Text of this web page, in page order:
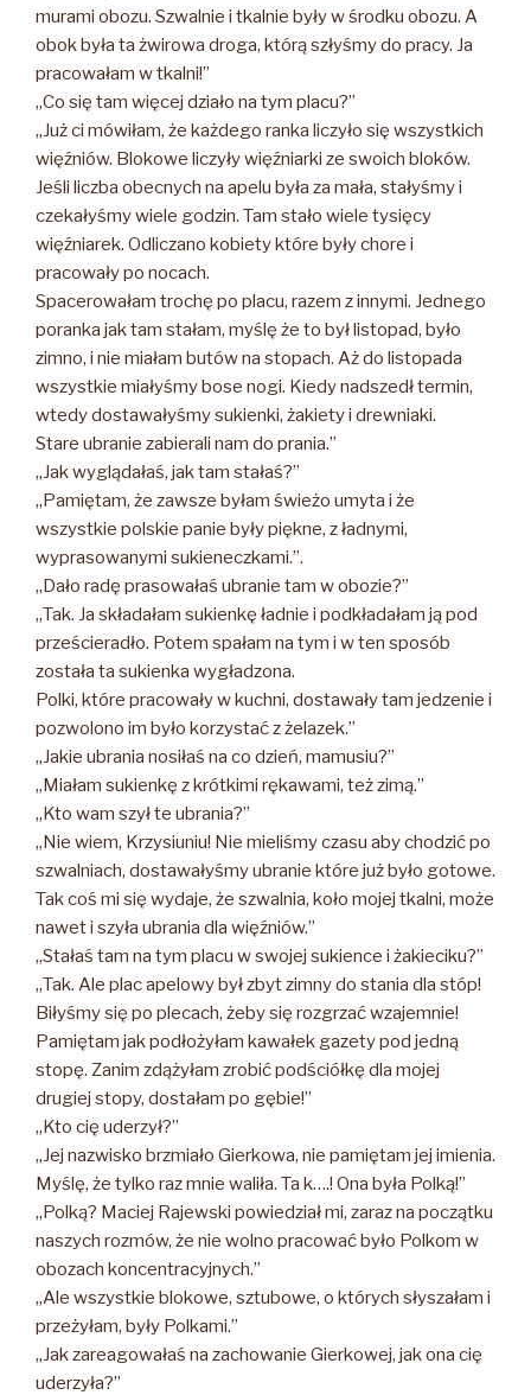
murami obozu. Szwalnie i tkalnie były w środku obozu. A
obok była ta żwirowa droga, którą szłyśmy do pracy. Ja
pracowałam w tkalni!”
„Co się tam więcej działo na tym placu?”
„Już ci mówiłam, że każdego ranka liczyło się wszystkich
więźniów. Blokowe liczyły więźniarki ze swoich bloków.
Jeśli liczba obecnych na apelu była za mała, stałyśmy i
czekałyśmy wiele godzin. Tam stało wiele tysięcy
więźniarek. Odliczano kobiety które były chore i
pracowały po nocach.
Spacerowałam trochę po placu, razem z innymi. Jednego
poranka jak tam stałam, myślę że to był listopad, było
zimno, i nie miałam butów na stopach. Aż do listopada
wszystkie miałyśmy bose nogi. Kiedy nadszedł termin,
wtedy dostawałyśmy sukienki, żakiety i drewniaki.
Stare ubranie zabierali nam do prania.”
„Jak wyglądałaś, jak tam stałaś?”
„Pamiętam, że zawsze byłam świeżo umyta i że
wszystkie polskie panie były piękne, z ładnymi,
wyprasowanymi sukieneczkami.”.
„Dało radę prasowałaś ubranie tam w obozie?”
„Tak. Ja składałam sukienkę ładnie i podkładałam ją pod
prześcieradło. Potem spałam na tym i w ten sposób
została ta sukienka wygładzona.
Polki, które pracowały w kuchni, dostawały tam jedzenie i
pozwolono im było korzystać z żelazek.”
„Jakie ubrania nosiłaś na co dzień, mamusiu?”
„Miałam sukienkę z krótkimi rękawami, też zimą.”
„Kto wam szył te ubrania?”
„Nie wiem, Krzysiuniu! Nie mieliśmy czasu aby chodzić po
szwalniach, dostawałyśmy ubranie które już było gotowe.
Tak coś mi się wydaje, że szwalnia, koło mojej tkalni, może
nawet i szyła ubrania dla więźniów.”
„Stałaś tam na tym placu w swojej sukience i żakieciku?”
„Tak. Ale plac apelowy był zbyt zimny do stania dla stóp!
Biłyśmy się po plecach, żeby się rozgrzać wzajemnie!
Pamiętam jak podłożyłam kawałek gazety pod jedną
stopę. Zanim zdążyłam zrobić podściółkę dla mojej
drugiej stopy, dostałam po gębie!”
„Kto cię uderzył?”
„Jej nazwisko brzmiało Gierkowa, nie pamiętam jej imienia.
Myślę, że tylko raz mnie waliła. Ta k….! Ona była Polką!”
„Polką? Maciej Rajewski powiedział mi, zaraz na początku
naszych rozmów, że nie wolno pracować było Polkom w
obozach koncentracyjnych.”
„Ale wszystkie blokowe, sztubowe, o których słyszałam i
przeżyłam, były Polkami.”
„Jak zareagowałaś na zachowanie Gierkowej, jak ona cię
uderzyła?”